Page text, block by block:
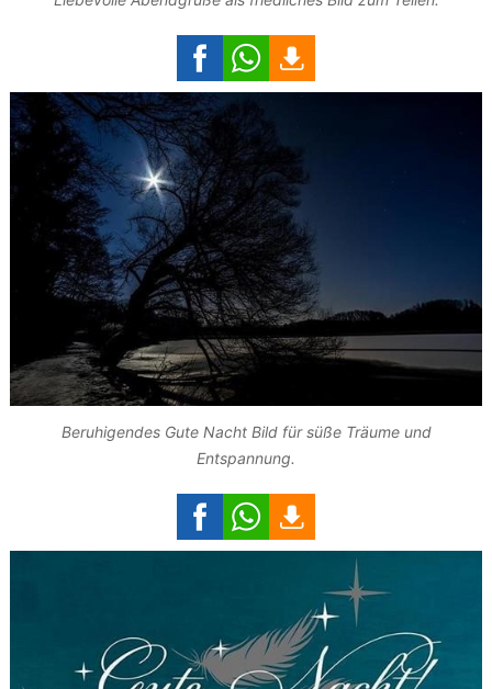
Beruhigendes Gute Nacht Bild für süße Träume und
Entspannung.